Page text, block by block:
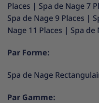
Places | Spa de Nage 7
Spa de Nage 9 Places |
Nage 11 Places | Spa de
Par Forme:
Spa de Nage
Par Gamme: